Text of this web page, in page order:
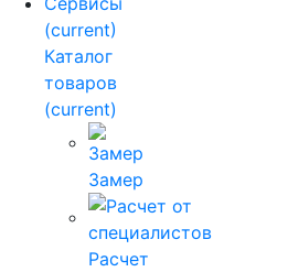
(current)
Каталог
товаров
(current)
Замер
Расчет